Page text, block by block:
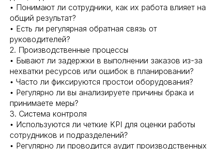
• Понимают ли сотрудники, как их работа влияет на
общий результат?
• Есть ли регулярная обратная связь от
руководителей?
2. Производственные процессы
• Бывают ли задержки в выполнении заказов из-за
нехватки ресурсов или ошибок в планировании?
• Часто ли фиксируются простои оборудования?
• Регулярно ли вы анализируете причины брака и
принимаете меры?
3. Система контроля
• Используются ли четкие KPI для оценки работы
сотрудников и подразделений?
• Регулярно ли проводится аудит производственных